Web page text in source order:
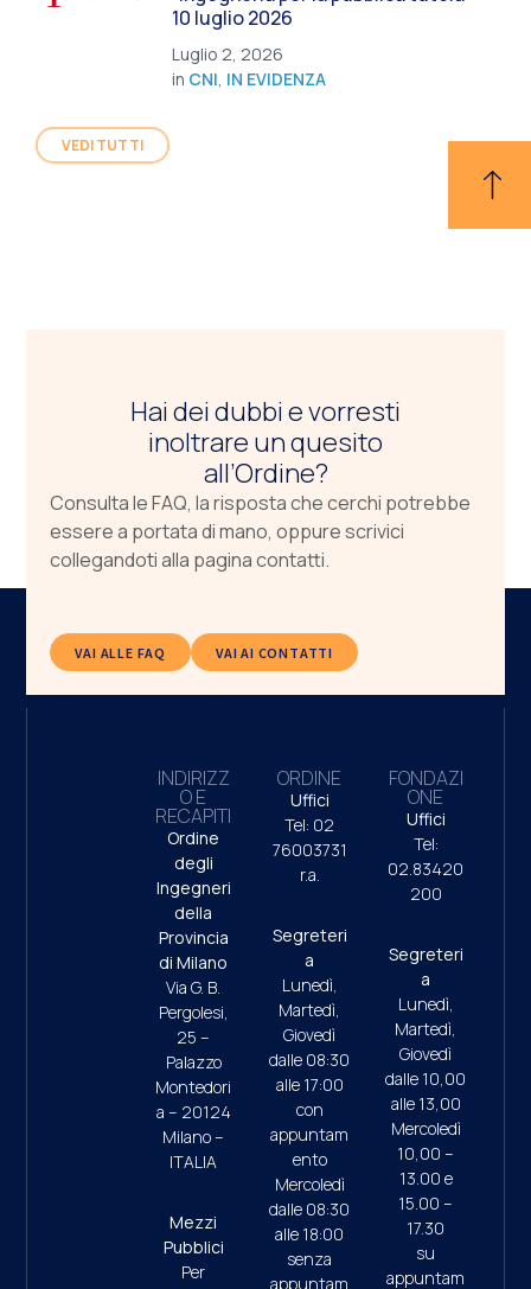
10 luglio 2026
Luglio 2, 2026
in CNI, IN EVIDENZA
VEDI TUTTI
Hai dei dubbi e vorresti
inoltrare un quesito
all’Ordine?
Consulta le FAQ, la risposta che cerchi potrebbe
essere a portata di mano, oppure scrivici
collegandoti alla pagina contatti.
VAI ALLE FAQ VAI AI CONTATTI
INDIRIZZ
O E
RECAPITI
Ordine
degli
Ingegneri
della
Provincia
di Milano
Via G. B.
Pergolesi,
25 –
Palazzo
Montedori
a – 20124
Milano –
ITALIA
Mezzi
Pubblici
Per
ORDINE
Uffici
Tel: 02
76003731
r.a.
Segreteri
a
Lunedì,
Martedì,
Giovedì
dalle 08:30
alle 17:00
con
appuntam
ento
Mercoledì
dalle 08:30
alle 18:00
senza
appuntam
FONDAZI
ONE
Uffici
Tel:
02.83420
200
Segreteri
a
Lunedì,
Martedì,
Giovedì
dalle 10,00
alle 13,00
Mercoledì
10,00 –
13.00 e
15.00 –
17.30
su
appuntam